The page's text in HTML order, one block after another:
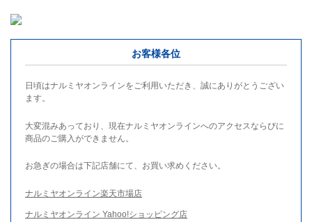
お客様各位
日頃はナルミヤオンラインをご利用いただき、誠にありがとうござい
ます。
大変混みあっており、現在ナルミヤオンラインへのアクセスならびに
商品のご購入ができません。
お急ぎの場合は下記店舗にて、お買い求めください。
ナルミヤオンライン楽天市場店
ナルミヤオンライン Yahoo!ショッピング店